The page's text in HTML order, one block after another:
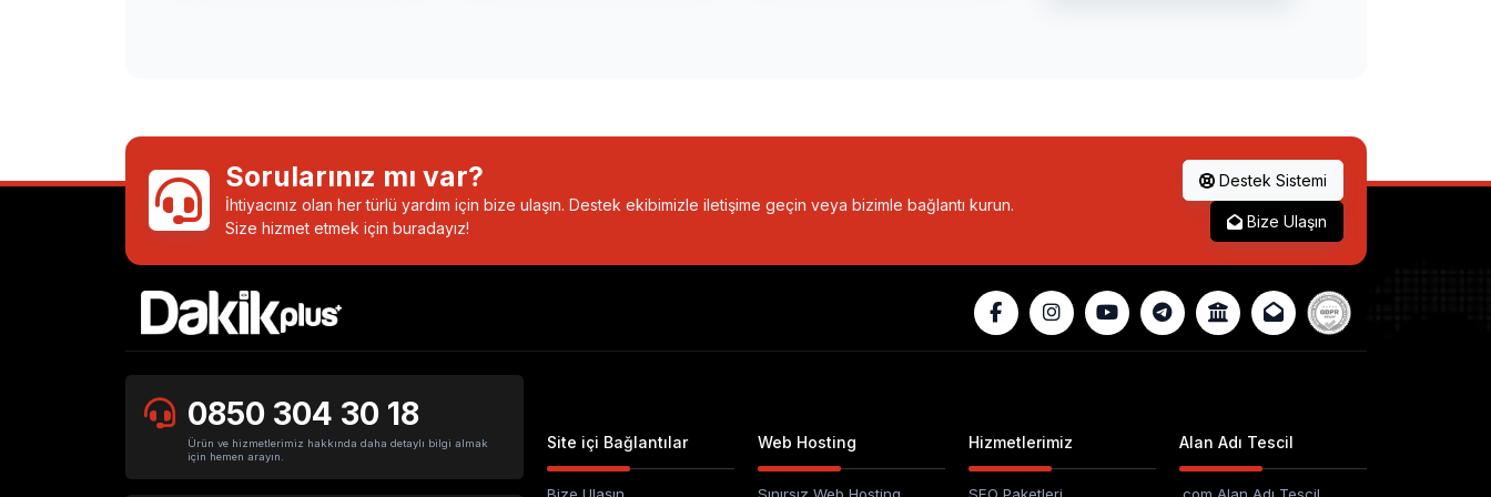
Sorularınız mı var?
İhtiyacınız olan her türlü yardım için bize ulaşın. Destek ekibimizle iletişime geçin veya bizimle bağlantı kurun.
Size hizmet etmek için buradayız!
Destek Sistemi
Bize Ulaşın
0850 304 30 18
Ürün ve hizmetlerimiz hakkında daha detaylı bilgi almak
için hemen arayın.
Site içi Bağlantılar Web Hosting Hizmetlerimiz Alan Adı Tescil